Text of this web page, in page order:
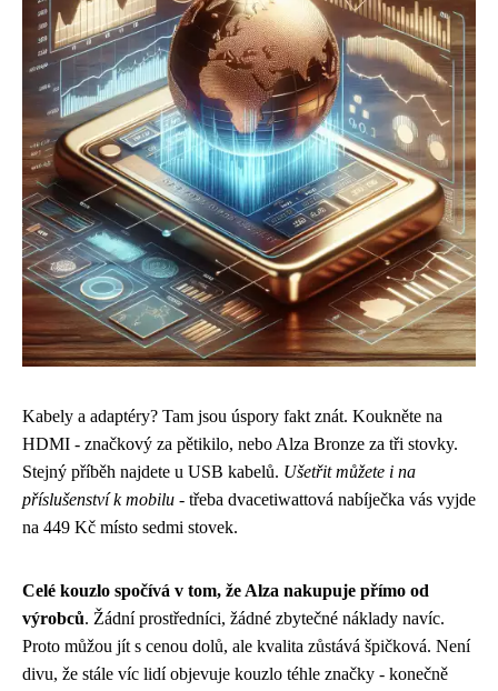
Kabely a adaptéry? Tam jsou úspory fakt znát. Koukněte na
HDMI - značkový za pětikilo, nebo Alza Bronze za tři stovky.
Stejný příběh najdete u USB kabelů. Ušetřit můžete i na
příslušenství k mobilu - třeba dvacetiwattová nabíječka vás vyjde
na 449 Kč místo sedmi stovek.
Celé kouzlo spočívá v tom, že Alza nakupuje přímo od
výrobců. Žádní prostředníci, žádné zbytečné náklady navíc.
Proto můžou jít s cenou dolů, ale kvalita zůstává špičková. Není
divu, že stále víc lidí objevuje kouzlo téhle značky - konečně